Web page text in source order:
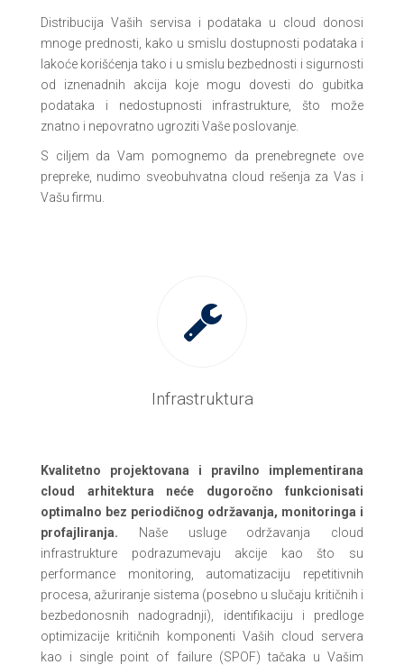
Distribucija Vaših servisa i podataka u cloud donosi
mnoge prednosti, kako u smislu dostupnosti podataka i
lakoće korišćenja tako i u smislu bezbednosti i sigurnosti
od iznenadnih akcija koje mogu dovesti do gubitka
podataka i nedostupnosti infrastrukture, što može
znatno i nepovratno ugroziti Vaše poslovanje.
S ciljem da Vam pomognemo da prenebregnete ove
prepreke, nudimo sveobuhvatna cloud rešenja za Vas i
Vašu firmu.
Infrastruktura
Kvalitetno projektovana i pravilno implementirana
cloud arhitektura neće dugoročno funkcionisati
optimalno bez periodičnog održavanja, monitoringa i
profajliranja. Naše usluge održavanja cloud
infrastrukture podrazumevaju akcije kao što su
performance monitoring, automatizaciju repetitivnih
procesa, ažuriranje sistema (posebno u slučaju kritičnih i
bezbedonosnih nadogradnji), identifikaciju i predloge
optimizacije kritičnih komponenti Vaših cloud servera
kao i single point of failure (SPOF) tačaka u Vašim